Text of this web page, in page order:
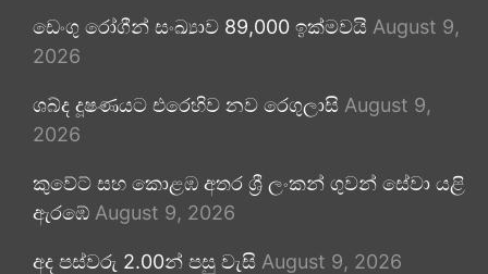
ඩෙංගු රෝගීන් සංඛ්‍යාව 89,000 ඉක්මවයි August 9,
2026
ශබ්ද දූෂණයට එරෙහිව නව රෙගුලාසි August 9,
2026
කුවේට් සහ කොළඹ අතර ශ්‍රී ලංකන් ගුවන් සේවා යළි
ඇරඹේ August 9, 2026
අද පස්වරු 2.00න් පසු වැසි August 9, 2026